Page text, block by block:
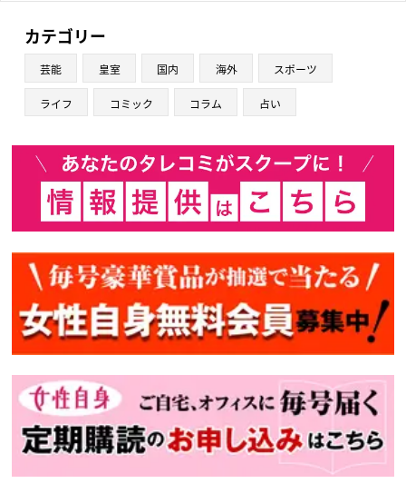
カテゴリー
芸能 皇室 国内 海外 スポーツ
ライフ コミック コラム 占い